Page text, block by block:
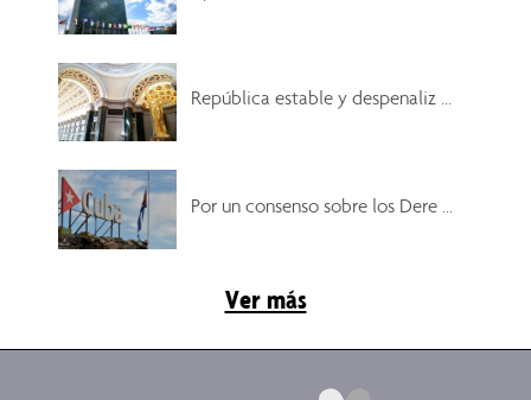
República estable y despenaliz ...
Por un consenso sobre los Dere ...
Ver más